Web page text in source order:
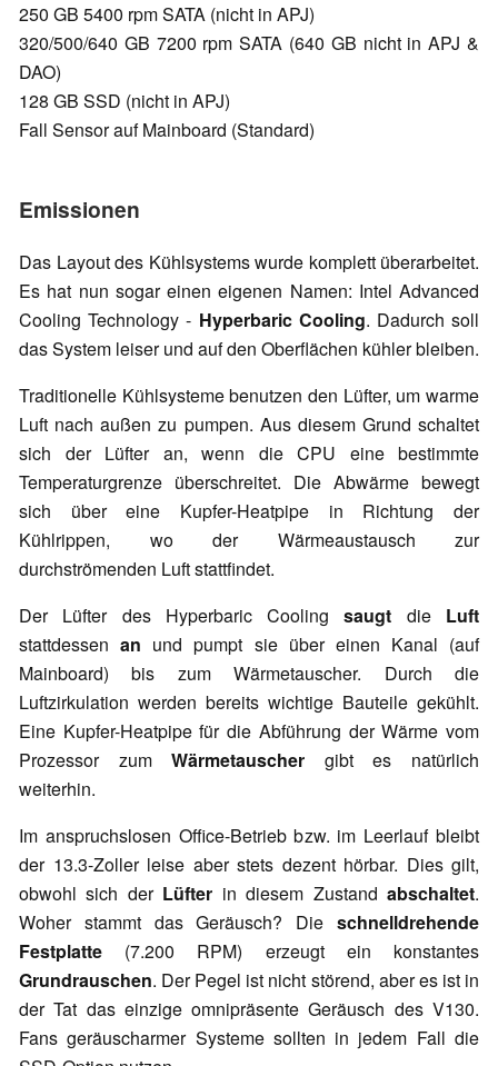
250 GB 5400 rpm SATA (nicht in APJ)
320/500/640 GB 7200 rpm SATA (640 GB nicht in APJ &
DAO)
128 GB SSD (nicht in APJ)
Fall Sensor auf Mainboard (Standard)
Emissionen
Das Layout des Kühlsystems wurde komplett überarbeitet.
Es hat nun sogar einen eigenen Namen: Intel Advanced
Cooling Technology - Hyperbaric Cooling. Dadurch soll
das System leiser und auf den Oberflächen kühler bleiben.
Traditionelle Kühlsysteme benutzen den Lüfter, um warme
Luft nach außen zu pumpen. Aus diesem Grund schaltet
sich der Lüfter an, wenn die CPU eine bestimmte
Temperaturgrenze überschreitet. Die Abwärme bewegt
sich über eine Kupfer-Heatpipe in Richtung der
Kühlrippen, wo der Wärmeaustausch zur
durchströmenden Luft stattfindet.
Der Lüfter des Hyperbaric Coolingsaugt die Luft
stattdessenan und pumpt sie über einen Kanal (auf
Mainboard) bis zum Wärmetauscher. Durch die
Luftzirkulation werden bereits wichtige Bauteile gekühlt.
Eine Kupfer-Heatpipe für die Abführung der Wärme vom
Prozessor zumWärmetauscher gibt es natürlich
weiterhin.
Im anspruchslosen Office-Betrieb bzw. im Leerlauf bleibt
der 13.3-Zoller leise aber stets dezent hörbar. Dies gilt,
obwohl sich der Lüfter in diesem Zustandabschaltet.
Woher stammt das Geräusch? Die schnelldrehende
Festplatte (7.200 RPM) erzeugt ein konstantes
Grundrauschen. Der Pegel ist nicht störend, aber es ist in
der Tat das einzige omnipräsente Geräusch des V130.
Fans geräuscharmer Systeme sollten in jedem Fall die